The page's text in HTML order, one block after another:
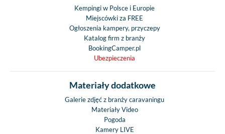
Kempingi w Polsce i Europie
Miejscówki za FREE
Ogłoszenia kampery, przyczepy
Katalog firm z branży
BookingCamper.pl
Ubezpieczenia
Materiały dodatkowe
Galerie zdjęć z branży caravaningu
Materiały Video
Pogoda
Kamery LIVE